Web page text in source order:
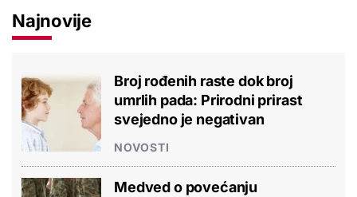
Najnovije
Broj rođenih raste dok broj
umrlih pada: Prirodni prirast
svejedno je negativan
NOVOSTI
Medved o povećanju